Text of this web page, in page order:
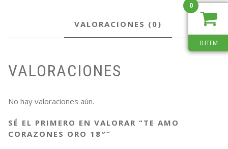
VALORACIONES (0)
VALORACIONES
No hay valoraciones aún.
SÉ EL PRIMERO EN VALORAR “TE AMO
CORAZONES ORO 18″”
0
0 ITEM